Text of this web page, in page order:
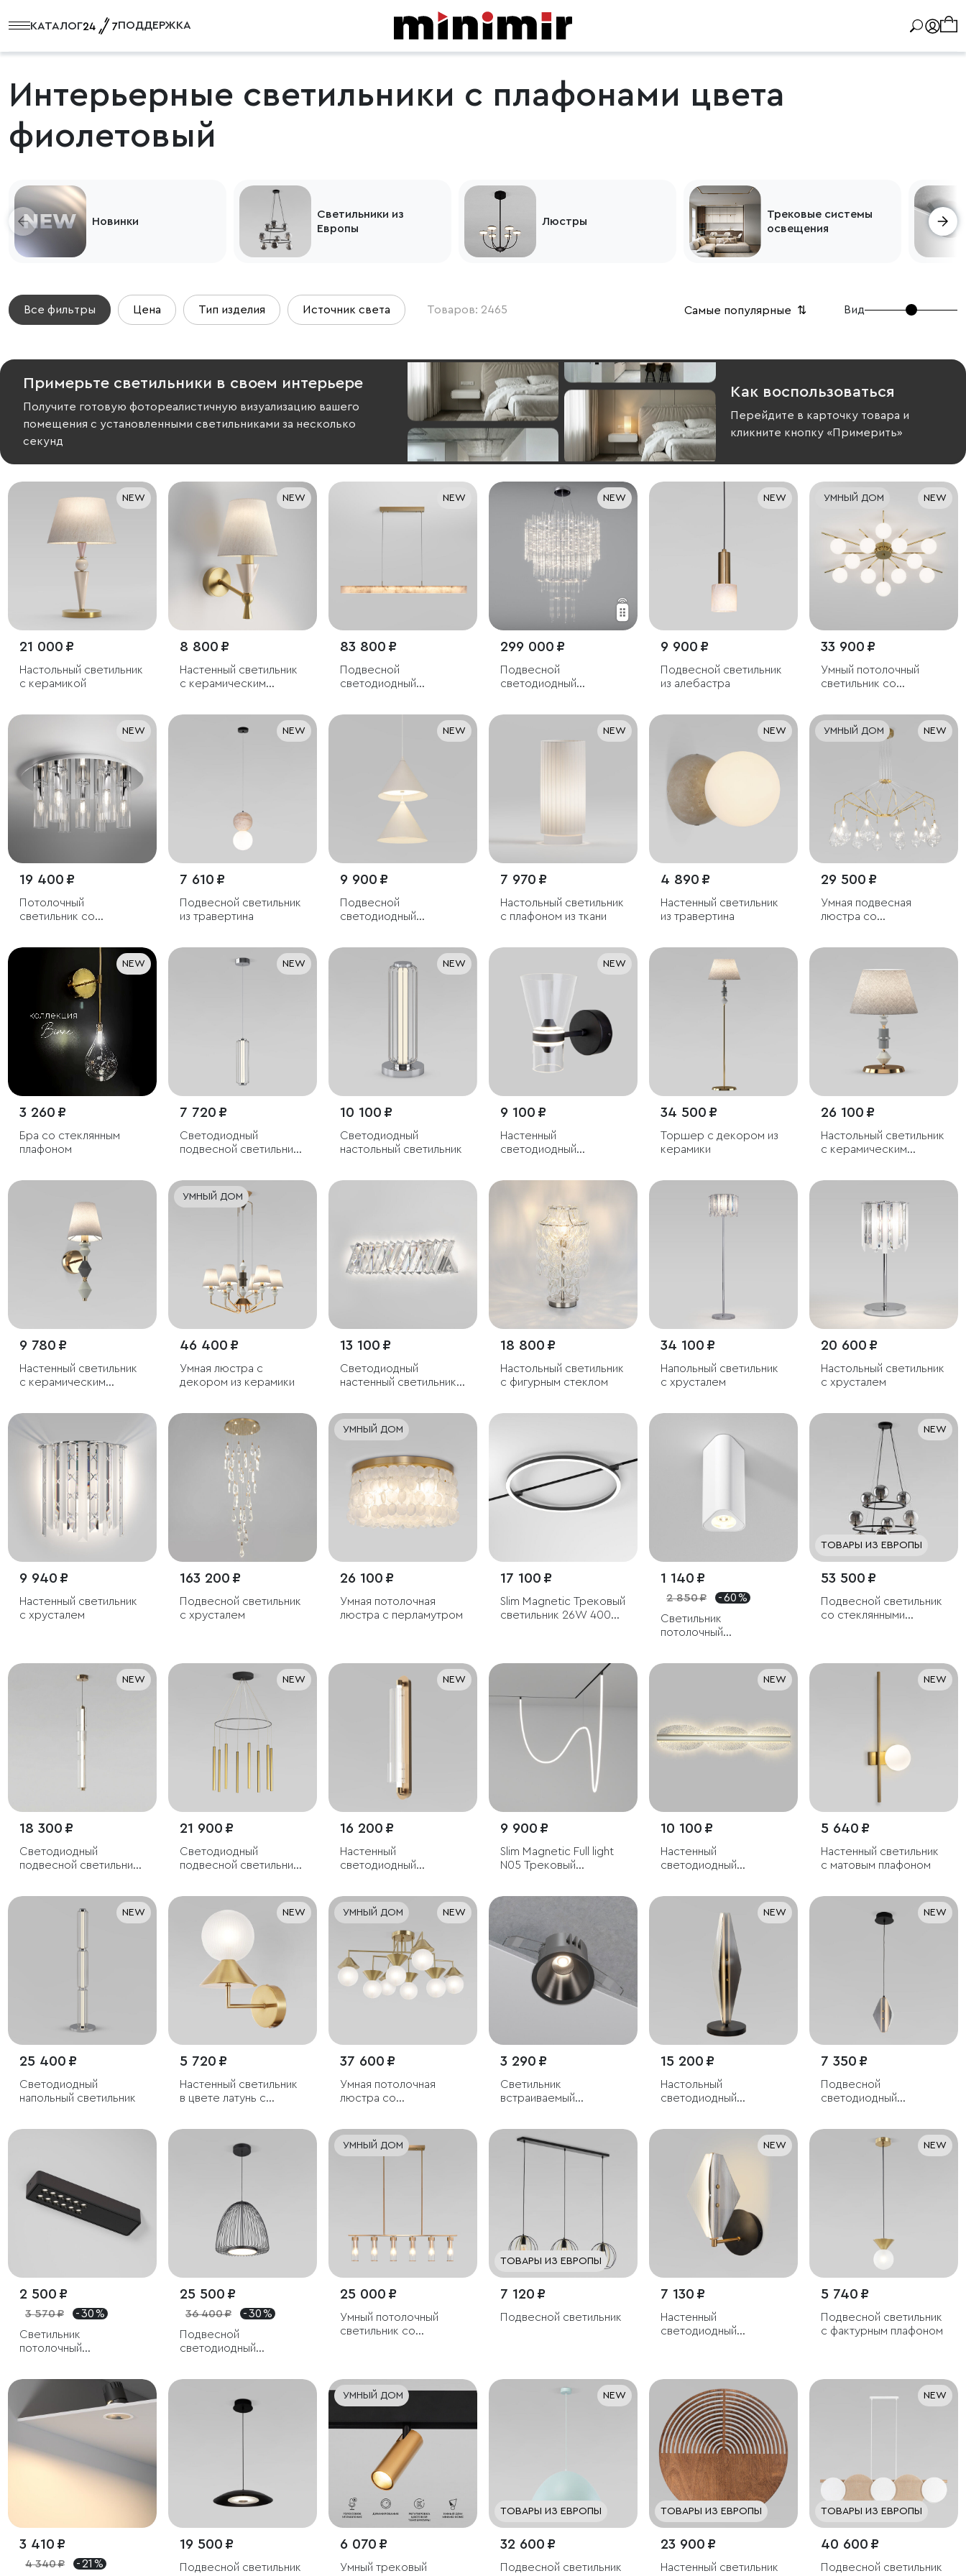
КАТАЛОГ ПОДДЕРЖКА
Интерьерные светильники с плафонами цвета
фиолетовый
Новинки
Светильники из
Европы
Люстры
Трековые системы
освещения
Все фильтры Цена Тип изделия Источник света Товаров: 2465 Самые популярные ⇅ Вид
Примерьте светильники в своем интерьере
Получите готовую фотореалистичную визуализацию вашего
помещения с установленными светильниками за несколько
секунд
Как воспользоваться
Перейдите в карточку товара и
кликните кнопку «Примерить»
NEW
21 000 ₽
Настольный светильник
с керамикой
NEW
8 800 ₽
Настенный светильник
с керамическим
NEW
83 800 ₽
Подвесной
светодиодный
NEW
299 000 ₽
Подвесной
светодиодный
NEW
9 900 ₽
Подвесной светильник
из алебастра
УМНЫЙ ДОМ NEW
33 900 ₽
Умный потолочный
светильник со
лампочку G9
NEW
19 400 ₽
Потолочный
светильник со
NEW
7 610 ₽
Подвесной светильник
из травертина
NEW
9 900 ₽
Подвесной
светодиодный
NEW
7 970 ₽
Настольный светильник
с плафоном из ткани
NEW
4 890 ₽
Настенный светильник
из травертина
УМНЫЙ ДОМ NEW
29 500 ₽
Умная подвесная
люстра со
NEW
3 260 ₽
Бра со стеклянным
плафоном
NEW
7 720 ₽
Светодиодный
подвесной светильник
NEW
10 100 ₽
Светодиодный
настольный светильник
NEW
9 100 ₽
Настенный
светодиодный
34 500 ₽
Торшер с декором из
керамики
26 100 ₽
Настольный светильник
с керамическим
9 780 ₽
Настенный светильник
с керамическим
УМНЫЙ ДОМ
46 400 ₽
Умная люстра с
декором из керамики
13 100 ₽
Светодиодный
настенный светильник с
18 800 ₽
Настольный светильник
с фигурным стеклом
34 100 ₽
Напольный светильник
с хрусталем
20 600 ₽
Настольный светильник
с хрусталем
9 940 ₽
Настенный светильник
с хрусталем
163 200 ₽
Подвесной светильник
с хрусталем
УМНЫЙ ДОМ
26 100 ₽
Умная потолочная
люстра с перламутром
17 100 ₽
Slim Magnetic Трековый
светильник 26W 4000K
1 140 ₽
2 850 ₽
- 60 %
Светильник
потолочный
NEW
ТОВАРЫ ИЗ ЕВРОПЫ
53 500 ₽
Подвесной светильник
со стеклянными
NEW
18 300 ₽
Светодиодный
подвесной светильник
2700/3000/4200 К
NEW
21 900 ₽
Светодиодный
подвесной светильник
NEW
16 200 ₽
Настенный
светодиодный
цветовой температуры
2700/3000/4200 К
9 900 ₽
Slim Magnetic Full light
N05 Трековый
NEW
10 100 ₽
Настенный
светодиодный
NEW
5 640 ₽
Настенный светильник
с матовым плафоном
NEW
25 400 ₽
Светодиодный
напольный светильник
NEW
5 720 ₽
Настенный светильник
в цвете латунь с
УМНЫЙ ДОМ NEW
37 600 ₽
Умная потолочная
люстра со
3 290 ₽
Светильник
встраиваемый
NEW
15 200 ₽
Настольный
светодиодный
NEW
7 350 ₽
Подвесной
светодиодный
2 500 ₽
3 570 ₽
- 30 %
Светильник
потолочный
25 500 ₽
36 400 ₽
- 30 %
Подвесной
светодиодный
УМНЫЙ ДОМ
25 000 ₽
Умный потолочный
светильник со
ТОВАРЫ ИЗ ЕВРОПЫ
7 120 ₽
Подвесной светильник
NEW
7 130 ₽
Настенный
светодиодный
NEW
5 740 ₽
Подвесной светильник
с фактурным плафоном
3 410 ₽
4 340 ₽ - 21 %
19 500 ₽
Подвесной светильник
УМНЫЙ ДОМ
6 070 ₽
Умный трековый
NEW
ТОВАРЫ ИЗ ЕВРОПЫ
32 600 ₽
Подвесной светильник
ТОВАРЫ ИЗ ЕВРОПЫ
23 900 ₽
Настенный светильник
NEW
ТОВАРЫ ИЗ ЕВРОПЫ
40 600 ₽
Подвесной светильник